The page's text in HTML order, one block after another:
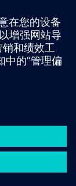
优化的